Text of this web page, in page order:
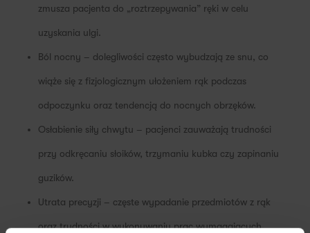
zmusza pacjenta do „roztrzepywania” ręki w celu
uzyskania ulgi.
Ból nocny – dolegliwości często wybudzają ze snu, co
wiąże się z fizjologicznym ułożeniem rąk podczas
odpoczynku oraz tendencją do nocnych obrzęków.
Osłabienie siły chwytu – pacjenci zauważają trudności
przy odkręcaniu słoików, trzymaniu kubka czy zapinaniu
guzików.
Utrata precyzji – częste wypadanie przedmiotów z rąk
oraz trudności w wykonywaniu prac wymagających